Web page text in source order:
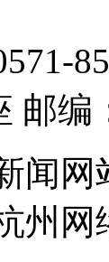
邮编
闻网
州网